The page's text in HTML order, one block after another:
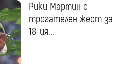
Рики Мартин с
трогателен жест за
18-ия...